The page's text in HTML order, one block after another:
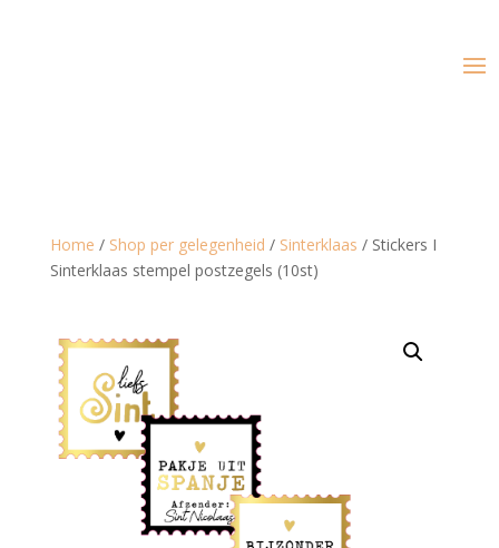
Home / Shop per gelegenheid / Sinterklaas / Stickers I
Sinterklaas stempel postzegels (10st)